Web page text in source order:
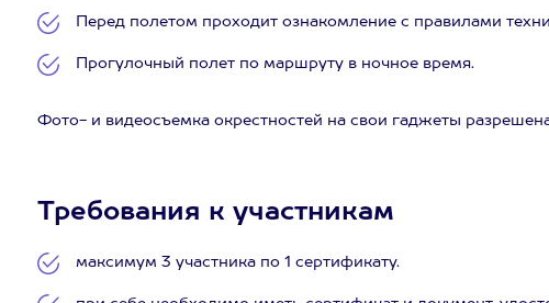
Перед полетом проходит ознакомление с правилами
Прогулочный полет по маршруту в ночное время.
Фото- и видеосъемка окрестностей на свои гаджеты
Требования к участникам
максимум 3 участника по 1 сертификату.